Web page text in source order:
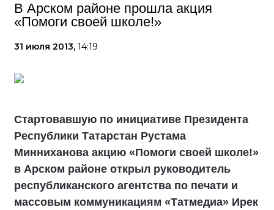
В Арском районе прошла акция
«Помоги своей школе!»
31 июля 2013, 14:19
Стартовавшую по инициативе Президента
Республики Татарстан Рустама
Минниханова акцию «Помоги своей школе!»
в Арском районе открыл руководитель
республиканского агентства по печати и
массовым коммуникациям «Татмедиа» Ирек